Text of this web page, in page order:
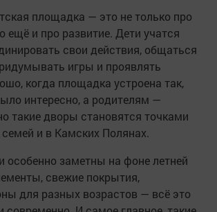
площадка — это не только про
ещё и про развитие. Дети учатся
свои действия, общаться
игры и проявлять
когда площадка устроена так,
интересно, а родителям —
такие дворы становятся точками
и в Камских Полянах.
заметны на фоне летней
свежие покрытия,
для разных возрастов — всё это